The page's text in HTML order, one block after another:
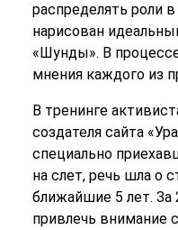
распределять роли
нарисован
«Шунды». В
мнения каждого из
В тренинге
создателя сайта
специально
на слет, речь шла о
ближайшие 5 лет. За
привлечь внимание